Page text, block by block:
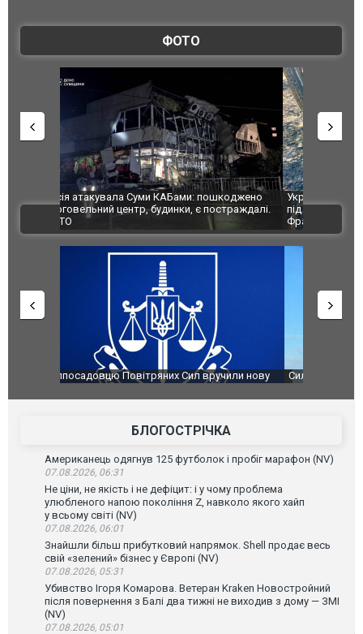
ФОТО
Українські надзвичайники врятували козуленя
під час ліквідації масштабної лісової пожежі у
Франції
СБУ за
Болгарії
ВІДЕО
Сили оборони уразили Ярославський НПЗ:
атаку. ВІДЕО
Неймар
БЛОГОСТРІЧКА
Американець одягнув 125 футболок і пробіг марафон (NV)
07.08.2026, 06:31
Не ціни, не якість і не дефіцит: і у чому проблема
улюбленого напою покоління Z, навколо якого хайп
у всьому світі (NV)
07.08.2026, 06:01
Знайшли більш прибутковий напрямок. Shell продає весь
свій «зелений» бізнес у Європі (NV)
07.08.2026, 05:31
Убивство Ігоря Комарова. Ветеран Kraken Новостройний
після повернення з Балі два тижні не виходив з дому — ЗМІ
(NV)
07.08.2026, 05:01